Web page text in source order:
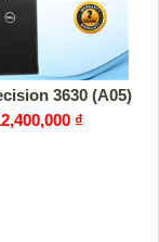
3630 (A05)
₫